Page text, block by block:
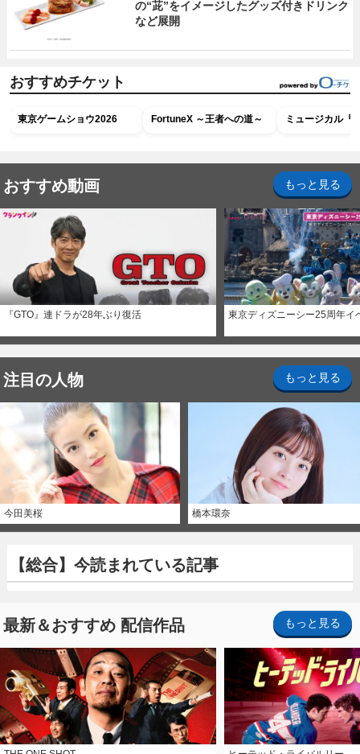
の“茈”をイメージしたグッズ付きドリンク
など展開
おすすめチケット
東京ゲームショウ2026 FortuneX ～王者への道～ ミュージカル『
おすすめ動画 もっと見る
『GTO』連ドラが28年ぶり復活 東京ディズニーシー25周年イ
注目の人物 もっと見る
今田美桜 橋本環奈
【総合】今読まれている記事
最新＆おすすめ 配信作品 もっと見る